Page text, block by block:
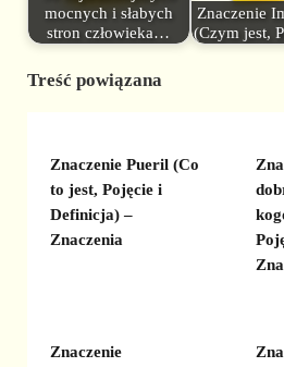
mocnych i słabych
stron człowieka…
Znaczenie
(Czym jest,
Treść powiązana
Znaczenie Pueril (Co
to jest, Pojęcie i
Definicja) –
Znaczenia
Znaczenie